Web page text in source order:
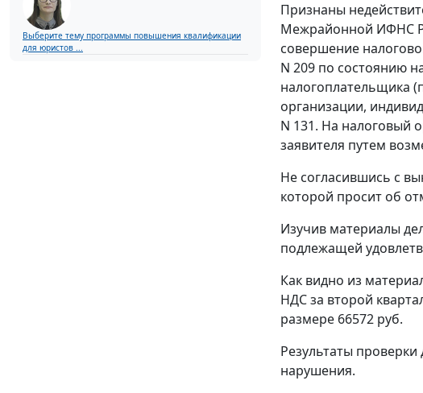
Выберите тему программы повышения квалификации
для юристов ...
Признаны
Межрайонной ИФНС
совершение
N 209 по состоянию
налогоплательщика
организации,
N 131. На налоговый
заявителя путем
Не согласившись с
которой просит об
Изучив материалы
подлежащей
Как видно из
НДС за второй
размере 66572 руб.
Результаты
нарушения.